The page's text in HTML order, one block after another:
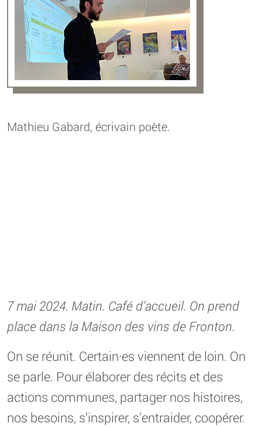
Mathieu Gabard, écrivain poète.
7 mai 2024. Matin. Café d’accueil. On prend
place dans la Maison des vins de Fronton.
On se réunit. Certain·es viennent de loin. On
se parle. Pour élaborer des récits et des
actions communes, partager nos histoires,
nos besoins, s’inspirer, s’entraider, coopérer.